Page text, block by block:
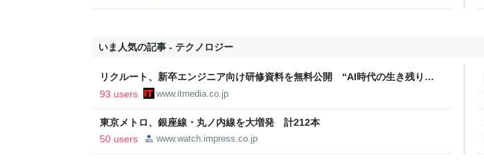
いま人気の記事 - テクノロジー
リクルート、新卒エンジニア向け研修資料を無料公開 “AI時代の生き残り
方”など紹介する13本
93 users www.itmedia.co.jp
東京メトロ、銀座線・丸ノ内線を大増発 計212本
50 users
www.watch.impress.co.jp